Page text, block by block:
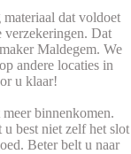
dat voldoet
verzekeringen. Dat
Maldegem. We
andere locaties in
u klaar!
binnenkomen.
best niet zelf het slot
Beter belt u naar